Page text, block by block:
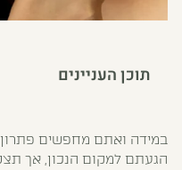
תוכן העניינים
במידה ואתם מחפשים פתרון
הגעתם למקום הנכון, אך